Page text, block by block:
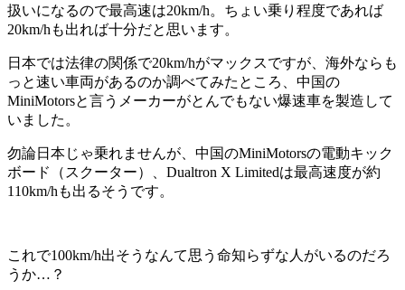
扱いになるので最高速は20km/h。ちょい乗り程度であれば
20km/hも出れば十分だと思います。
日本では法律の関係で20km/hがマックスですが、海外ならも
っと速い車両があるのか調べてみたところ、中国の
MiniMotorsと言うメーカーがとんでもない爆速車を製造して
いました。
勿論日本じゃ乗れませんが、中国のMiniMotorsの電動キック
ボード（スクーター）、Dualtron X Limitedは最高速度が約
110km/hも出るそうです。
これで100km/h出そうなんて思う命知らずな人がいるのだろ
うか…？